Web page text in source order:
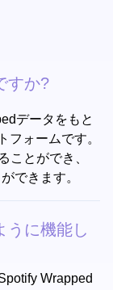
すか?
データをもと
フォームです。
ことができ、
できます。
うに機能し
Wrapped